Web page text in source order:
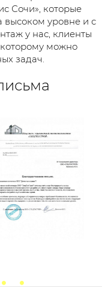
Сочи», которые
высоком уровне и с
у нас, клиенты
можно
задач.